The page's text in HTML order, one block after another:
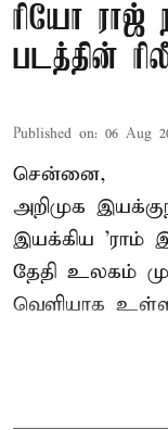
ரியோ ராஜ்
படத்தின்
Published on: 06 Aug
சென்னை,
அறிமுக
இயக்கிய 'ராம்
தேதி உலகம்
வெளியாக